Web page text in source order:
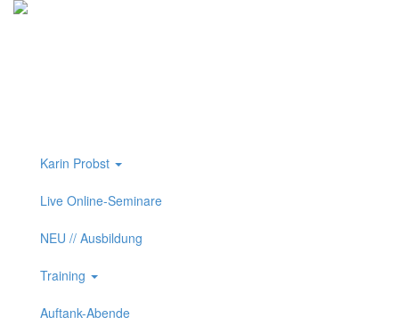
Karin Probst
Live Online-Seminare
NEU // Ausbildung
Training
Auftank-Abende